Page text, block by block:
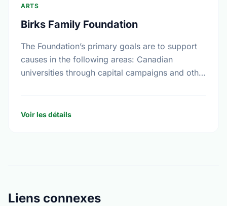
ARTS
Birks Family Foundation
The Foundation’s primary goals are to support
causes in the following areas: Canadian
universities through capital campaigns and other
Voir les détails
Liens connexes